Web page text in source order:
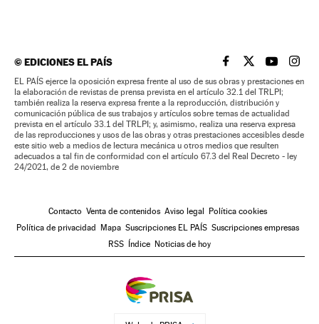
©EDICIONES EL PAÍS EL PAÍS BRASIL EN
EL PAÍSEL PAÍS
EL
EL PAÍS ejerce la oposición expresa frente al uso de sus obras y prestaciones en
la elaboración de revistas de prensa prevista en el artículo 32.1 del TRLPI;
también realiza la reserva expresa frente a la reproducción, distribución y
comunicación pública de sus trabajos y artículos sobre temas de actualidad
prevista en el artículo 33.1 del TRLPI; y, asimismo, realiza una reserva expresa
de las reproducciones y usos de las obras y otras prestaciones accesibles desde
este sitio web a medios de lectura mecánica u otros medios que resulten
adecuados a tal fin de conformidad con el artículo 67.3 del Real Decreto - ley
24/2021, de 2 de noviembre
Contacto Venta de contenidos Aviso legal Política cookies
Política de privacidad Mapa Suscripciones EL PAÍS Suscripciones empresas
RSS Índice Noticias de hoy